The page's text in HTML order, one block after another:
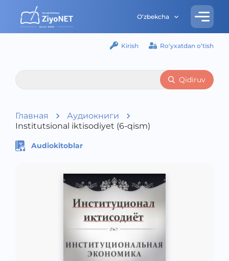
O‘zbekcha
Kirish Ro‘yxatdan o‘tish
Qidiruv
Главная
Аудиокниги
Institutsional iktisodiyet (6-qism)
Audiokitoblar